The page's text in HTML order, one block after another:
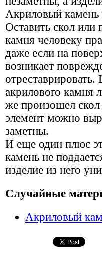
Акриловый
Оставить скол или
камня человеку
даже если на
возникает
акрилового камня
же произошел скол
элемент можно
заметны.
И еще один плюс
камень не
изделие из него
Случайные
Акриловый